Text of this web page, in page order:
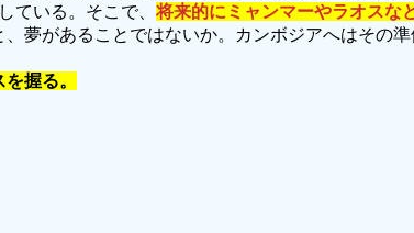
ている。そこで、将来的にミャンマーやラオスな
夢があることではないか。カンボジアへはその
握る。